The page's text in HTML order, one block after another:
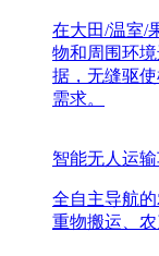
在大田/温室/
物和周围环
据，无缝驱
需求。
智能无人运
全自主导航
重物搬运、农